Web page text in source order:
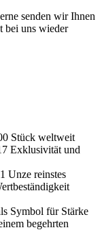
senden wir Ihnen
bei uns wieder
Stück weltweit
Exklusivität und
Unze reinstes
Symbol für Stärke
begehrten